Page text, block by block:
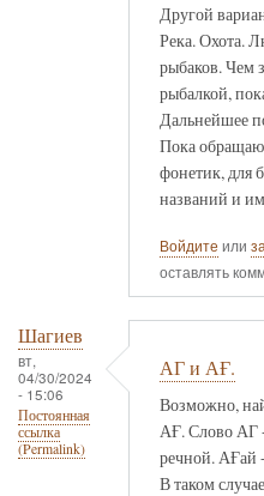
Другой
Река. Охота.
рыбаков. Чем
рыбалкой,
Дальнейшее
Пока
фонетик, для
названий и
Войдите или
оставлять
Шагиев
вт,
04/30/2024
- 15:06
Постоянная
ссылка
(Permalink)
АГ и АҒ.
Возможно,
АҒ. Слово АГ
речной.
В таком